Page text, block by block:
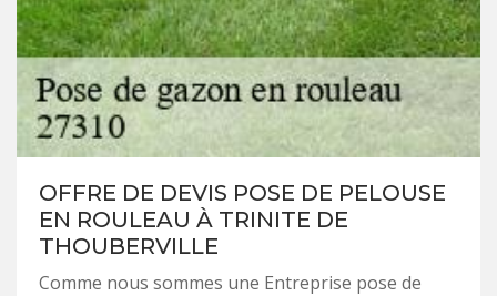
OFFRE DE DEVIS POSE DE PELOUSE
EN ROULEAU À TRINITE DE
THOUBERVILLE
Comme nous sommes une Entreprise pose de